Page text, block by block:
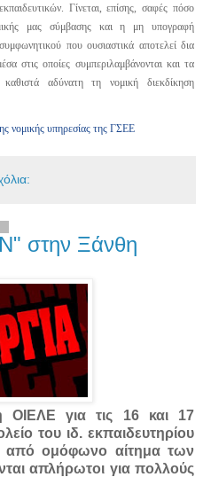
Γίνεται, επίσης, σαφές πόσο
μας σύμβασης και η μη υπογραφή
που ουσιαστικά αποτελεί δια
στις οποίες συμπεριλαμβάνονται και τα
αδύνατη τη νομική διεκδίκηση
νομικής υπηρεσίας της ΓΣΕΕ
στην Ξάνθη
για τις 16 και 17
του ιδ. εκπαιδευτηρίου
από ομόφωνο αίτημα των
απλήρωτοι για πολλούς